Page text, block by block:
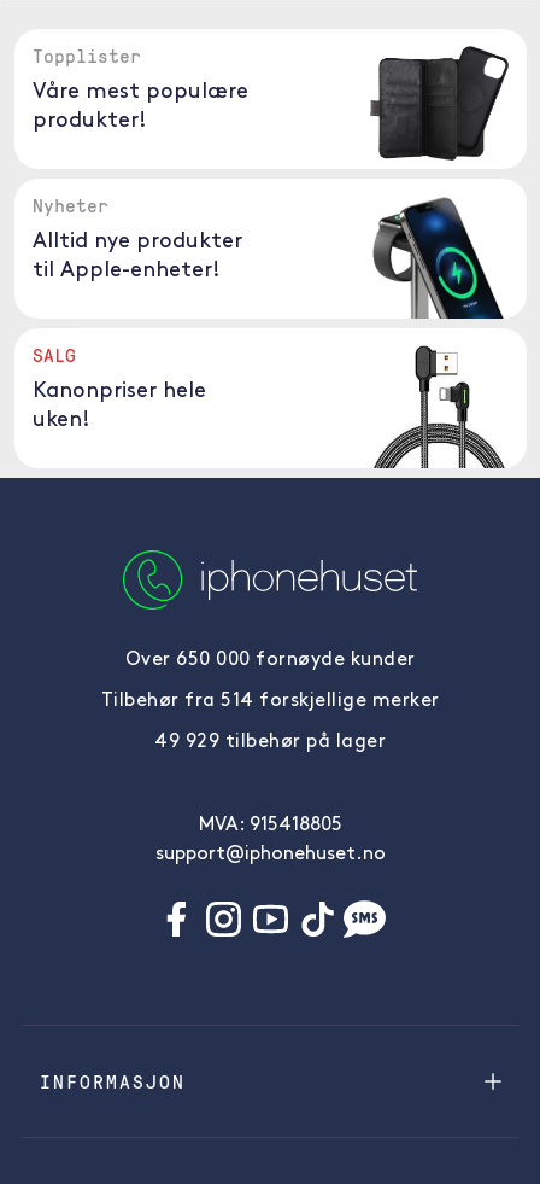
Topplister
Våre mest populære
produkter!
Nyheter
Alltid nye produkter
til Apple-enheter!
SALG
Kanonpriser hele
uken!
Over 650 000 fornøyde kunder
Tilbehør fra 514 forskjellige merker
49 929 tilbehør på lager
MVA: 915418805
support@iphonehuset.no
INFORMASJON